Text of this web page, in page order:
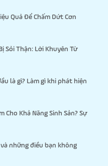
Quả Để Chấm Dứt Cơn
Sỏi Thận: Lời Khuyên Từ
là gì? Làm gì khi phát hiện
Cho Khả Năng Sinh Sản? Sự
những điều bạn không